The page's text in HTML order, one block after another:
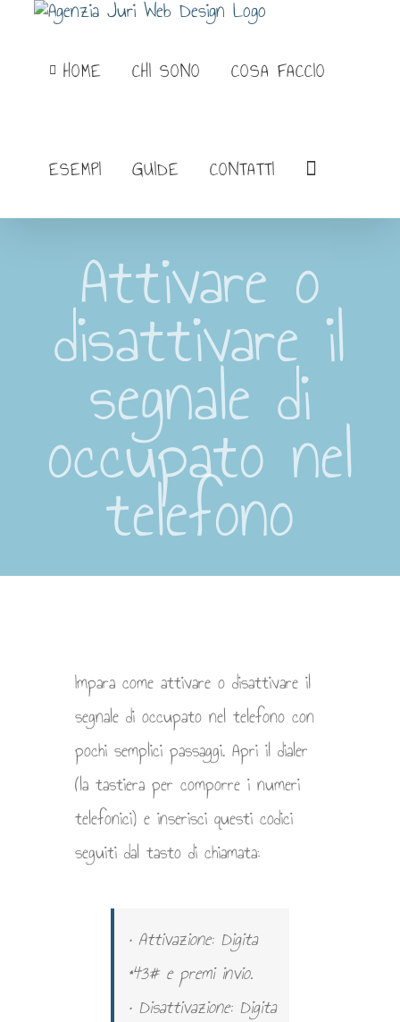
contenutoHOME CHI SONO COSA FACCIO
ESEMPI GUIDE CONTATTI
Attivare o
disattivare il
segnale di
occupato nel
telefono
Impara come attivare o disattivare il
segnale di occupato nel telefono con
pochi semplici passaggi. Apri il dialer
(la tastiera per comporre i numeri
telefonici) e inserisci questi codici
seguiti dal tasto di chiamata:
• Attivazione: Digita
*43# e premi invio.
• Disattivazione: Digita